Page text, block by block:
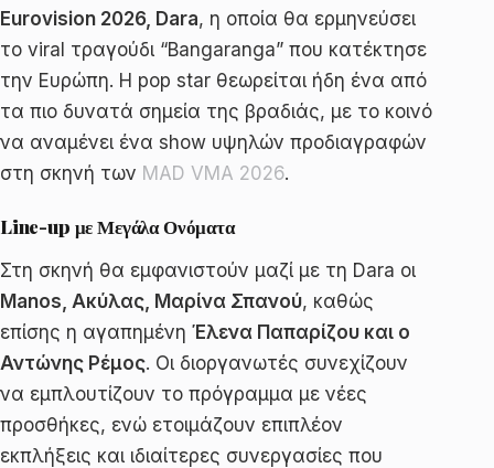
Eurovision 2026, Dara, η οποία θα ερμηνεύσει
το viral τραγούδι “Bangaranga” που κατέκτησε
την Ευρώπη. Η pop star θεωρείται ήδη ένα από
τα πιο δυνατά σημεία της βραδιάς, με το κοινό
να αναμένει ένα show υψηλών προδιαγραφών
στη σκηνή των MAD VMA 2026.
Line-up με Μεγάλα Ονόματα
Στη σκηνή θα εμφανιστούν μαζί με τη Dara οι
Manos, Ακύλας, Μαρίνα Σπανού, καθώς
επίσης η αγαπημένη Έλενα Παπαρίζου και ο
Αντώνης Ρέμος. Οι διοργανωτές συνεχίζουν
να εμπλουτίζουν το πρόγραμμα με νέες
προσθήκες, ενώ ετοιμάζουν επιπλέον
εκπλήξεις και ιδιαίτερες συνεργασίες που